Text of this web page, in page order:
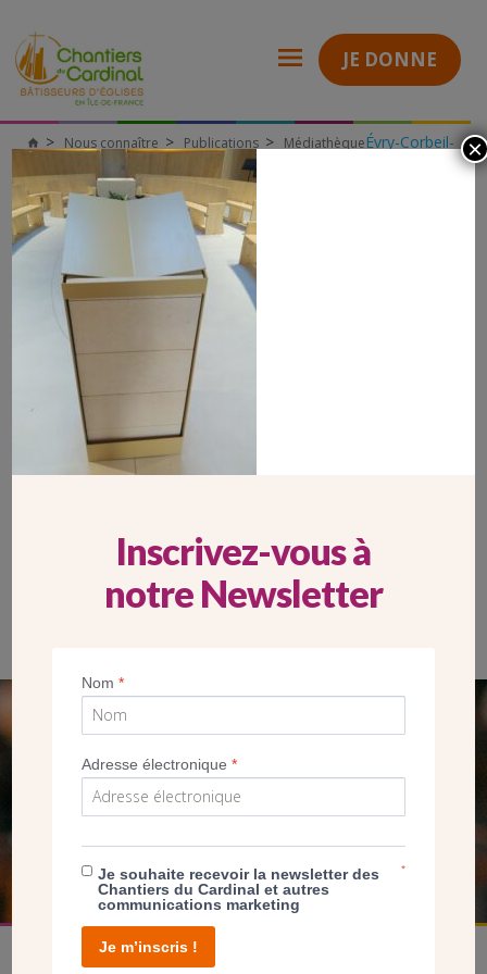
JE DONNE
Chantiers
Cardinal
Nous connaître Publications MédiathèqueÉvry-Corbeil-
Essonnes (91)
Messe de Consécration de la Chapelle du Centre Teilhard-de-
Chardin à Saclay (91)
IMG_20230604_204235
IMG_20230604_204235
SEUL VOTRE DON
NOUS PERMET D’AGIR
FAIRE UN DON
Inscrivez-vous à
notre Newsletter
Nom*
Adresse électronique*
Je souhaite recevoir la newsletter des
Chantiers du Cardinal et autres
communications marketing
*
Je m’inscris !
×